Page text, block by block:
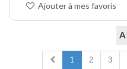
Ajouter à mes favoris
1 2 3